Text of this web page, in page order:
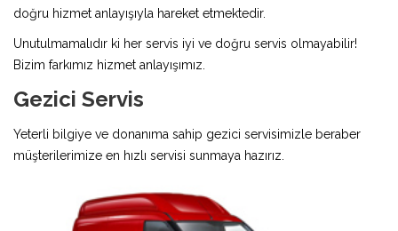
doğru hizmet anlayışıyla hareket etmektedir.
Unutulmamalıdır ki her servis iyi ve doğru servis olmayabilir!
Bizim farkımız hizmet anlayışımız.
Gezici Servis
Yeterli bilgiye ve donanıma sahip gezici servisimizle beraber
müşterilerimize en hızlı servisi sunmaya hazırız.